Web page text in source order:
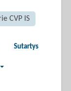
CVP IS
Sutartys